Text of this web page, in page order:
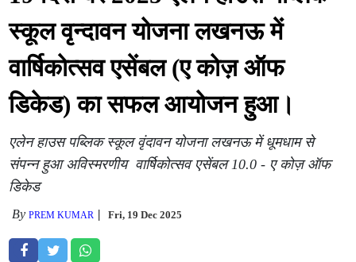
स्कूल वृन्दावन योजना लखनऊ में
वार्षिकोत्सव एसेंबल (ए कोज़ ऑफ
डिकेड) का सफल आयोजन हुआ।
एलेन हाउस पब्लिक स्कूल वृंदावन योजना लखनऊ में धूमधाम से
संपन्न हुआ अविस्मरणीय वार्षिकोत्सव एसेंबल 10.0 - ए कोज़ ऑफ
डिकेड
ByPREM KUMAR Fri, 19 Dec 2025